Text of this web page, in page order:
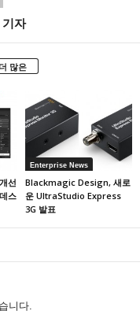
자
많은
선
스
Enterprise News
Blackmagic Design, 새로
운 UltraStudio Express
3G 발표
니다.